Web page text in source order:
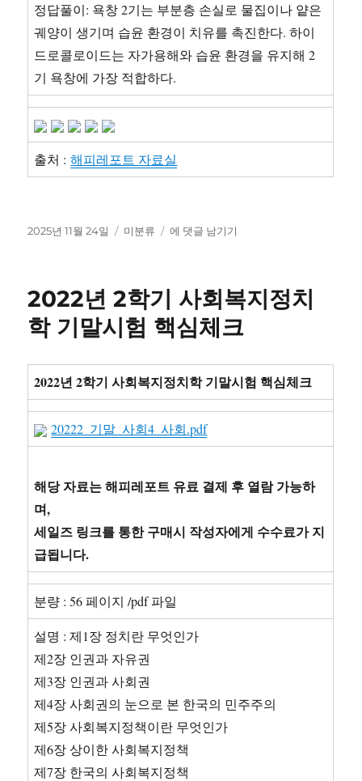
정답풀이: 욕창 2기는 부분층 손실로 물집이나 얕은
궤양이 생기며 습윤 환경이 치유를 촉진한다. 하이
드로콜로이드는 자가용해와 습윤 환경을 유지해 2
기 욕창에 가장 적합하다.
출처 :해피레포트 자료실
작
2025년 11월 24일
카
미분류
국
료
원
호
사
필
시
험
출
92
항
정
리
및
정
–
국
중
앙
에 댓글 남기기
2022년 2학기 사회복지정치
학 기말시험 핵심체크
2022년 2학기 사회복지정치학 기말시험 핵심체크
20222_기말_사회4_사회.pdf
해당 자료는 해피레포트 유료 결제 후 열람 가능하
며,
세일즈 링크를 통한 구매시 작성자에게 수수료가 지
급됩니다.
분량 : 56 페이지 /pdf 파일
설명 : 제1장 정치란 무엇인가
제2장 인권과 자유권
제3장 인권과 사회권
제4장 사회권의 눈으로 본 한국의 민주주의
제5장 사회복지정책이란 무엇인가
제6장 상이한 사회복지정책
제7장 한국의 사회복지정책